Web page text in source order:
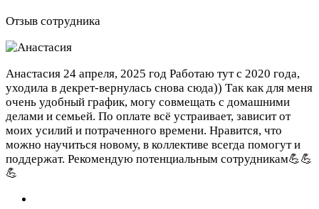
Отзыв сотрудника
Анастасия 24 апреля, 2025 год Работаю тут с 2020 года,
уходила в декрет-вернулась снова сюда)) Так как для меня
очень удобный график, могу совмещать с домашними
делами и семьей. По оплате всё устраивает, зависит от
моих усилий и потраченного времени. Нравится, что
можно научиться новому, в коллективе всегда помогут и
поддержат. Рекомендую потенциальным сотрудникам💪💪
💪